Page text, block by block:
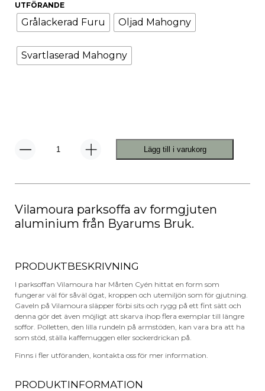
UTFÖRANDE
Grålackerad Furu Oljad Mahogny
Svartlaserad Mahogny
Vilamoura
Lägg till i varukorg
Vilamoura parksoffa av formgjuten
aluminium från Byarums Bruk.
PRODUKTBESKRIVNING
I parksoffan Vilamoura har Mårten Cyén hittat en form som
fungerar väl för såväl ögat, kroppen och utemiljön som för gjutning.
Gaveln på Vilamoura släpper förbi sits och rygg på ett fint sätt och
denna gör det även möjligt att skarva ihop flera exemplar till längre
soffor. Polletten, den lilla rundeln på armstöden, kan vara bra att ha
som stöd, ställa kaffemuggen eller sockerdrickan på.
Finns i fler utföranden, kontakta oss för mer information.
PRODUKTINFORMATION